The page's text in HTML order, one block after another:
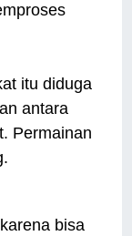
itu diduga
antara
Permainan
bisa